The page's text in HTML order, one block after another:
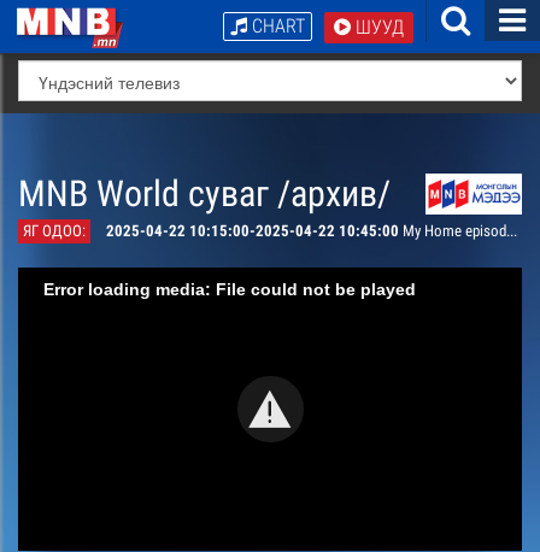
ШУУД
CHART
MNB World суваг /архив/
ЯГ ОДОО: 2025-04-22 10:15:00-2025-04-22 10:45:00 My Home episode 1
Error loading media: File could not be played